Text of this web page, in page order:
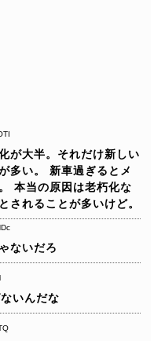
が大半。それだけ新しい
多い。
新車過ぎるとメ
本当の原因は老朽化な
れることが多いけど。
ないだろ
いんだな